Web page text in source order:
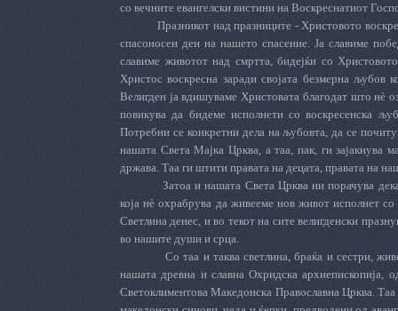
со вечните евангелски вистини на Воскреснатиот
Празникот над празниците - Христовото
спасоносен ден на нашето спасение. Ја славиме
славиме животот над смртта, бидејќи со
Христос воскресна заради својата безмерна љубов
Велигден ја вдишуваме Христовата благодат што нè
повикува да бидеме исполнети со воскресенска
Потребни се конкретни дела на љубовта, да се
нашата Света Мајка Црква, а таа, пак, ги зајакнува
држава. Таа ги штити правата на децата, правата на
Затоа и нашата Света Црква ни порачува
која нè охрабрува да живееме нов живот исполнет
Светлина денес, и во текот на сите велигденски
во нашите души и срца.
Со таа и таква светлина, браќа и сестри,
нашата древна и славна Охридска архиепископија,
Светоклиментова Македонска Православна Црква.